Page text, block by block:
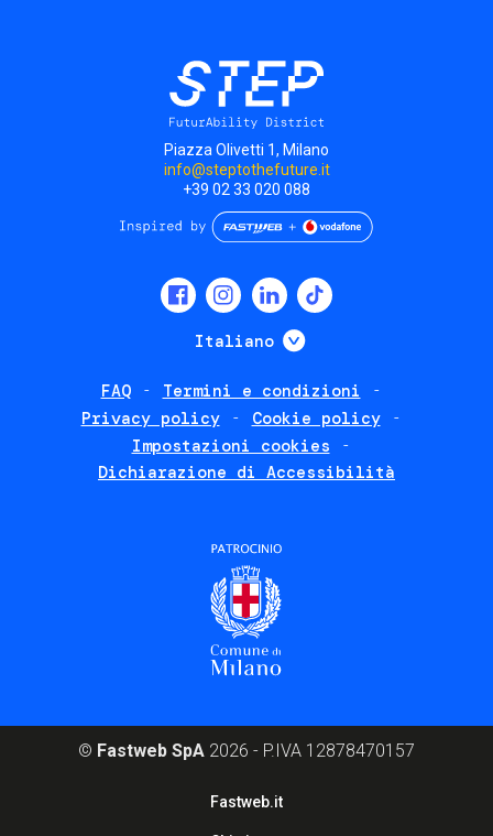
Piazza Olivetti 1, Milano
info@steptothefuture.it
+39 02 33 020 088
Italiano Mostra ulteriori
FAQ
Termini e condizioni
Privacy policy
Cookie policy
Impostazioni cookies
Dichiarazione di Accessibilità
© Fastweb SpA 2026 - P.IVA 12878470157
Fastweb.it